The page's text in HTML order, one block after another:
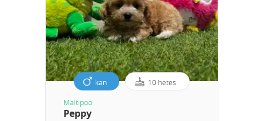
kan 10 hetes
Maltipoo
Peppy